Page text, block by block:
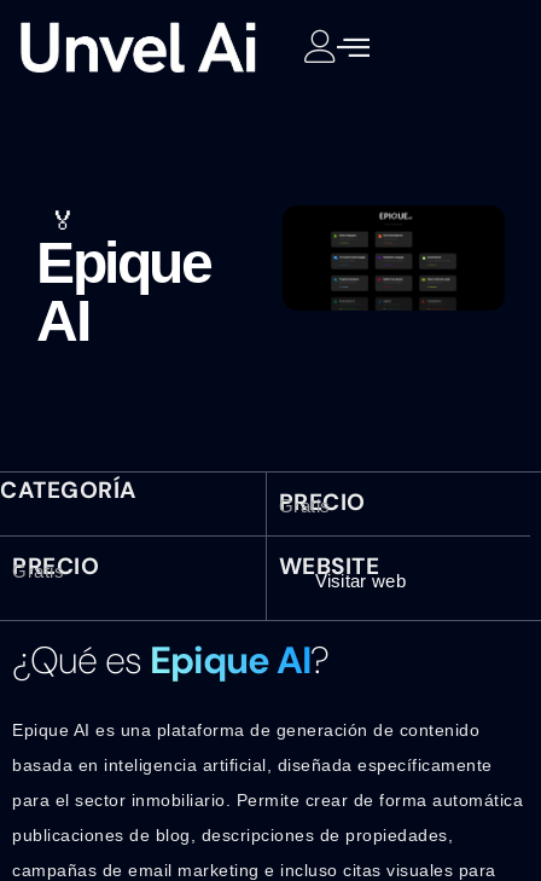
🏅
Epique
AI
CATEGORÍA PRECIO
Gratis
PRECIO
Gratis WEBSITE
Visitar web
¿Qué es Epique AI?
Epique AI es una plataforma de generación de contenido
basada en inteligencia artificial, diseñada específicamente
para el sector inmobiliario. Permite crear de forma automática
publicaciones de blog, descripciones de propiedades,
campañas de email marketing e incluso citas visuales para